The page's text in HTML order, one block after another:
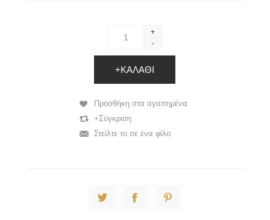
+
-
+ΚΑΛΆΘΙ
Προσθήκη στα αγαπημένα
+Σύγκριση
Στείλτε το σε ένα φίλο